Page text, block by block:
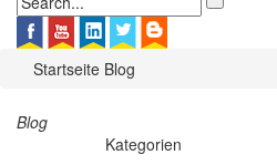
Startseite Blog
Blog
Kategorien